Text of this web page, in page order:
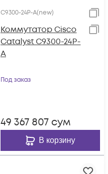
C9300-24P-A(new)
Коммутатор Cisco
Catalyst C9300-24P-
A
Под заказ
49 367 807 сум
В корзину